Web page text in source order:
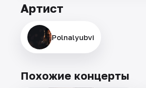
Артист
Polnalyubvi
Похожие концерты